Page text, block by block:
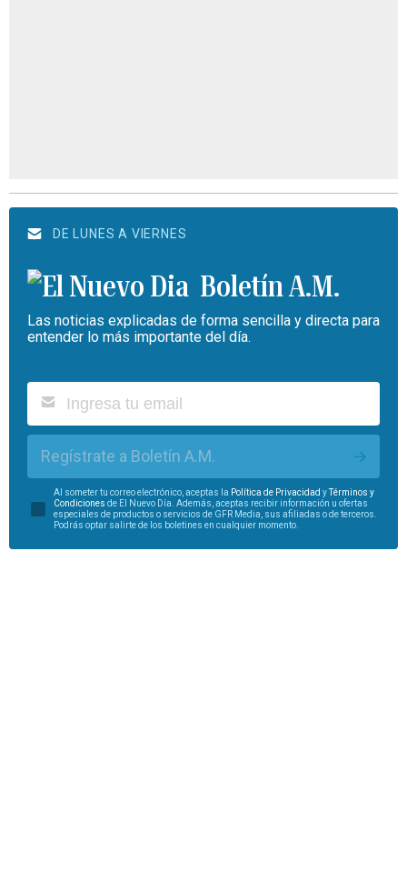
DE LUNES A VIERNES
Boletín A.M.
Las noticias explicadas de forma sencilla y directa para
entender lo más importante del día.
Regístrate a Boletín A.M.
Al someter tu correo electrónico, aceptas la Política de Privacidad yTérminos y
Condiciones de El Nuevo Día. Además, aceptas recibir información u ofertas
especiales de productos o servicios de GFR Media, sus afiliadas o de terceros.
Podrás optar salirte de los boletines en cualquier momento.